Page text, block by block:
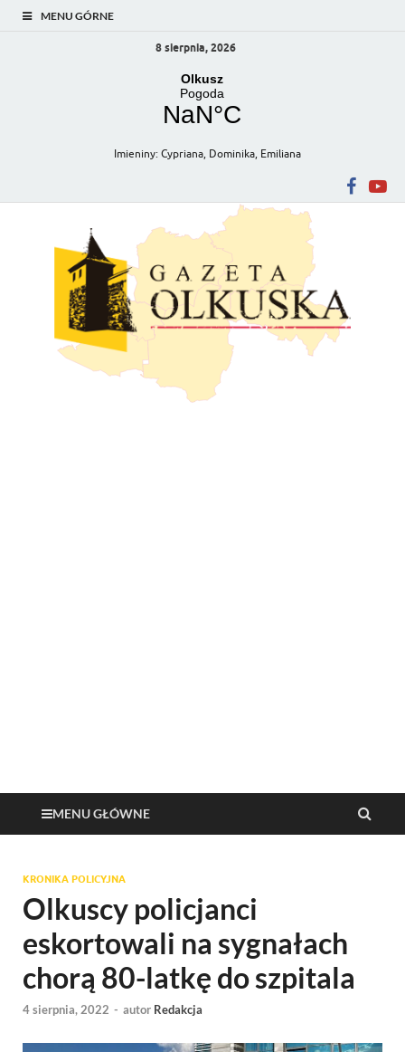
MENU GÓRNE
8 sierpnia, 2026
Imieniny: Cypriana, Dominika, Emiliana
Gazeta Olkuska
MENU GŁÓWNE
KRONIKA POLICYJNA
Olkuscy policjanci
eskortowali na sygnałach
chorą 80-latkę do szpitala
4 sierpnia, 2022 - autor Redakcja